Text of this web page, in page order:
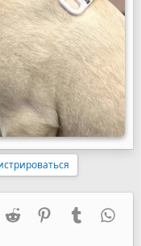
Reddit PinterestTumblr